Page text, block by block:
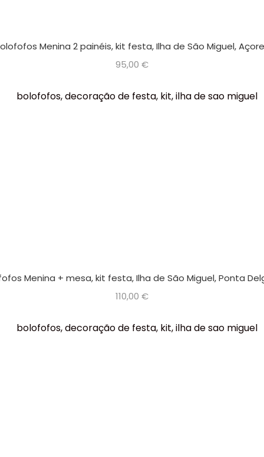
Menina 2 painéis, kit festa, Ilha de São Miguel,
95,00 €
Menina + mesa, kit festa, Ilha de São Miguel, Ponta
110,00 €